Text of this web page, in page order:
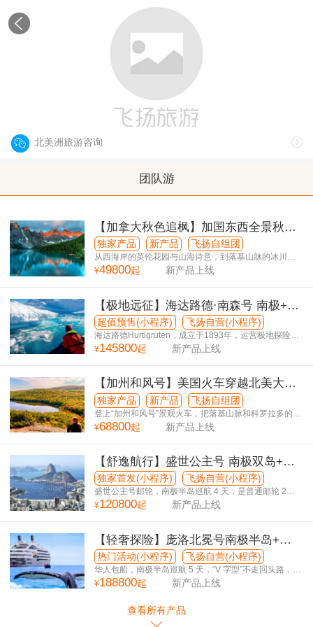
北美洲旅游咨询
团队游
【加拿大秋色追枫】加国东西全景秋日
限定14日游（温进多出）
独家产品 新产品 飞扬自组团
从西海岸的英伦花园与山海诗意，到落基山脉的冰川湖
泊与峡谷奇观，再到东部的都会风华与红叶秘境
¥49800起 新产品上线
【极地远征】海达路德·南森号 南极+南
美5国32日游
超值预售(小程序) 飞扬自营(小程序)
海达路德Hurtigruten，成立于1893年，运营极地探险邮
轮132年，零重大事故！
¥145800起 新产品上线
【加州和风号】美国火车穿越北美大陆
逐秋寻梦25日游
独家产品 新产品 飞扬自组团
登上“加州和风号”景观火车，把落基山脉和科罗拉多的红
岩，一帧一帧送到您的眼前
¥68800起 新产品上线
【舒逸航行】盛世公主号 南极双岛+南
美5国38日游
独家首发(小程序) 飞扬自营(小程序)
盛世公主号邮轮，南极半岛巡航 4 天，是普通邮轮 2
倍！
¥120800起 新产品上线
【轻奢探险】庞洛北冕号南极半岛+南
美5国34日游
热门活动(小程序) 飞扬自营(小程序)
华人包船，南极半岛巡航 5 天，“V 字型”不走回头路，巴
西升级圣保罗市区观光！
¥188800起 新产品上线
查看所有产品